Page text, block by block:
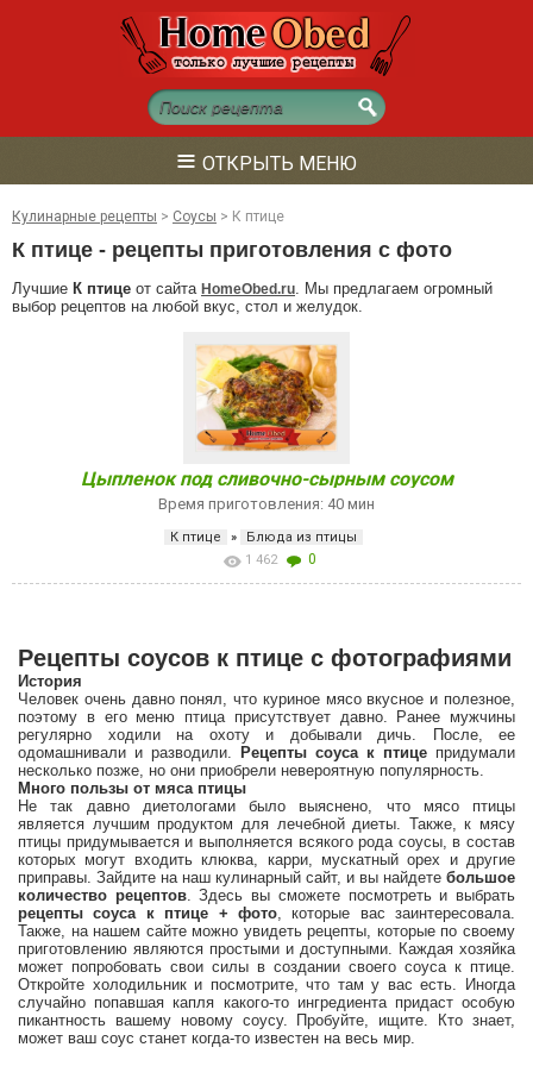
≡ ОТКРЫТЬ МЕНЮ
Кулинарные рецепты > Соусы > К птице
К птице - рецепты приготовления с фото
Лучшие К птице от сайта HomeObed.ru. Мы предлагаем огромный
выбор рецептов на любой вкус, стол и желудок.
Цыпленок под сливочно-сырным соусом
Время приготовления: 40 мин
К птице »
Блюда из птицы
1 462
0
Рецепты соусов к птице с фотографиями
История
Человек очень давно понял, что куриное мясо вкусное и полезное,
поэтому в его меню птица присутствует давно. Ранее мужчины
регулярно ходили на охоту и добывали дичь. После, ее
одомашнивали и разводили.
Рецепты соуса к птице придумали
несколько позже, но они приобрели невероятную популярность.
Много пользы от мяса птицы
Не так давно диетологами было выяснено, что мясо птицы
является лучшим продуктом для лечебной диеты. Также, к мясу
птицы придумывается и выполняется всякого рода соусы, в состав
которых могут входить клюква, карри, мускатный орех и другие
приправы. Зайдите на наш кулинарный сайт, и вы найдете большое
количество рецептов. Здесь вы сможете посмотреть и выбрать
рецепты соуса к птице + фото, которые вас заинтересовала.
Также, на нашем сайте можно увидеть рецепты, которые по своему
приготовлению являются простыми и доступными. Каждая хозяйка
может попробовать свои силы в создании своего соуса к птице.
Откройте холодильник и посмотрите, что там у вас есть. Иногда
случайно попавшая капля какого-то ингредиента придаст особую
пикантность вашему новому соусу. Пробуйте, ищите. Кто знает,
может ваш соус станет когда-то известен на весь мир.